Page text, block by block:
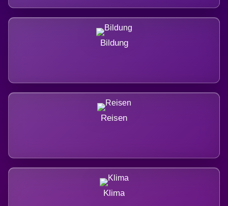
Bildung
Reisen
Klima